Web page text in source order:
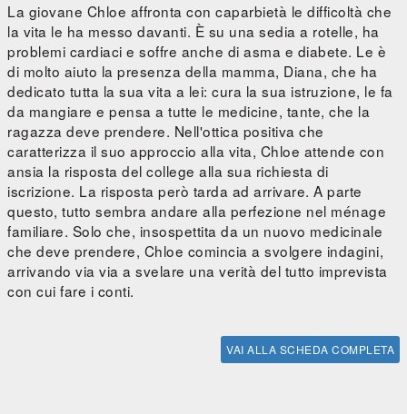
La giovane Chloe affronta con caparbietà le difficoltà che
la vita le ha messo davanti. È su una sedia a rotelle, ha
problemi cardiaci e soffre anche di asma e diabete. Le è
di molto aiuto la presenza della mamma, Diana, che ha
dedicato tutta la sua vita a lei: cura la sua istruzione, le fa
da mangiare e pensa a tutte le medicine, tante, che la
ragazza deve prendere. Nell'ottica positiva che
caratterizza il suo approccio alla vita, Chloe attende con
ansia la risposta del college alla sua richiesta di
iscrizione. La risposta però tarda ad arrivare. A parte
questo, tutto sembra andare alla perfezione nel ménage
familiare. Solo che, insospettita da un nuovo medicinale
che deve prendere, Chloe comincia a svolgere indagini,
arrivando via via a svelare una verità del tutto imprevista
con cui fare i conti.
VAI ALLA SCHEDA COMPLETA